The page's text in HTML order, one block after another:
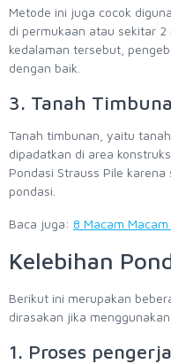
Metode ini juga cocok
di permukaan atau sekitar
kedalaman tersebut,
dengan baik.
3. Tanah
Tanah timbunan, yaitu
dipadatkan di area
Pondasi Strauss Pile
pondasi.
Baca juga: 8 Macam
Kelebihan
Berikut ini merupakan
dirasakan jika
1. Proses